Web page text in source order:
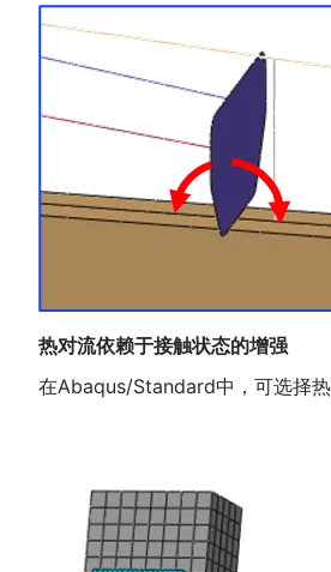
热对流依赖于接触状态的增强
在Abaqus/Standard中，可选择